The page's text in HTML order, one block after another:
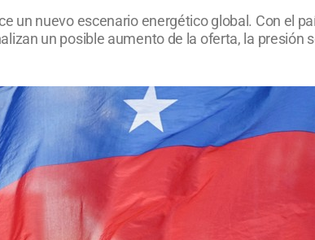
un nuevo escenario energético global. Con el
un posible aumento de la oferta, la presión